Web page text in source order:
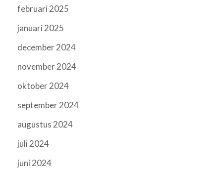
februari 2025
januari 2025
december 2024
november 2024
oktober 2024
september 2024
augustus 2024
juli 2024
juni 2024